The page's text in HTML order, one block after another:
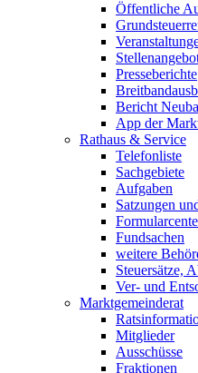
Öffentliche
Presseberichte
Bericht
App der
Rathaus & Service
Telefonliste
Sachgebiete
Aufgaben
Satzungen
Fundsachen
weitere
Steuersätze,
Ver- und
Marktgemeinderat
Mitglieder
Ausschüsse
Fraktionen